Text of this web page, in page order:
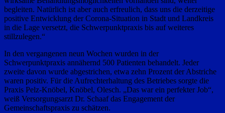
begleiten. Natürlich ist aber auch erfreulich, dass uns die derzeitige
positive Entwicklung der Corona-Situation in Stadt und Landkreis
in die Lage versetzt, die Schwerpunktpraxis bis auf weiteres
stillzulegen.“
In den vergangenen neun Wochen wurden in der
Schwerpunktpraxis annähernd 500 Patienten behandelt. Jeder
zweite davon wurde abgestrichen, etwa zehn Prozent der Abstriche
waren positiv. Für die Aufrechterhaltung des Betriebes sorgte die
Praxis Pelz-Knöbel, Knöbel, Olesch. „Das war ein perfekter Job“,
weiß Versorgungsarzt Dr. Schaaf das Engagement der
Gemeinschaftspraxis zu schätzen.